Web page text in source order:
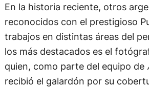
En la historia reciente, otros
reconocidos con el prestigioso
trabajos en distintas áreas del
los más destacados es el
quien, como parte del equipo de
recibió el galardón por su